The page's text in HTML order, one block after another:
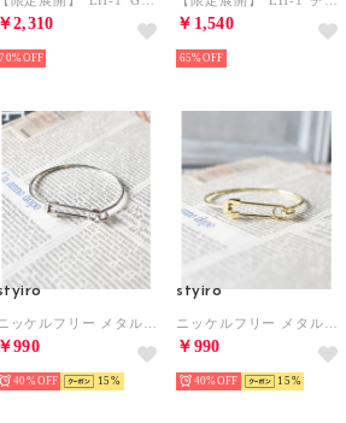
￥2,310
70%
￥1,540
65%
￥990
40% 15
styiro
￥990
40% 15